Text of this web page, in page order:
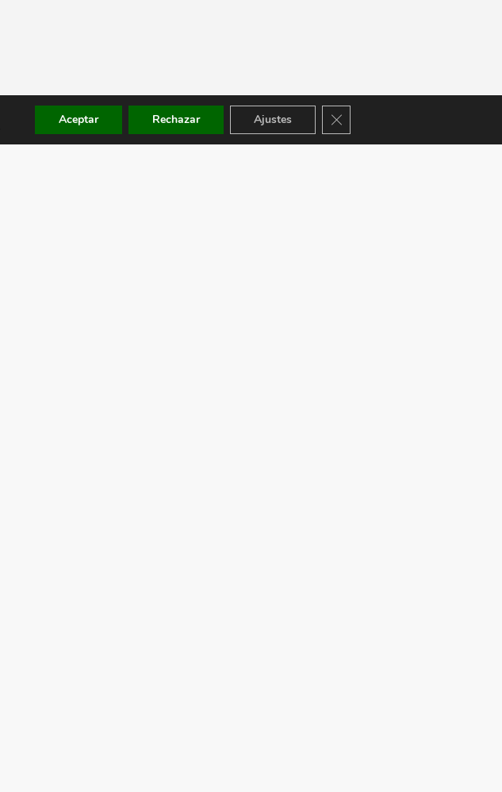
Aceptar Rechazar Ajustes Cerrar el banner de cookies RGPD